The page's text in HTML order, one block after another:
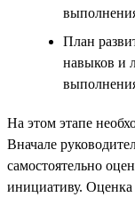
План
навыков и
На этом этапе
Вначале
самостоятельно
инициативу.